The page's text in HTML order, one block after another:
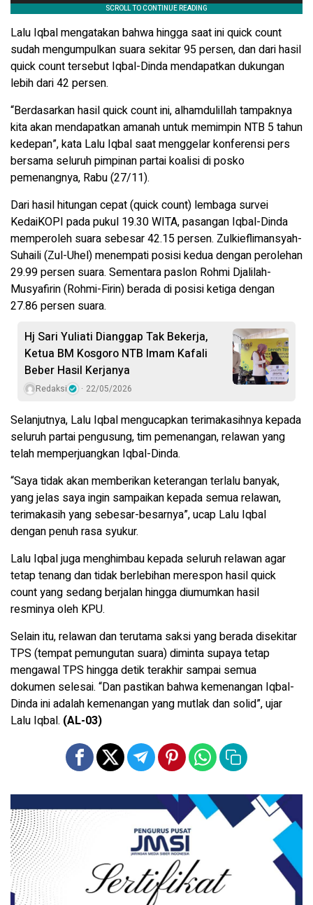
Lalu Iqbal mengatakan bahwa hingga saat ini quick count
sudah mengumpulkan suara sekitar 95 persen, dan dari hasil
quick count tersebut Iqbal-Dinda mendapatkan dukungan
lebih dari 42 persen.
“Berdasarkan hasil quick count ini, alhamdulillah tampaknya
kita akan mendapatkan amanah untuk memimpin NTB 5 tahun
kedepan”, kata Lalu Iqbal saat menggelar konferensi pers
bersama seluruh pimpinan partai koalisi di posko
pemenangnya, Rabu (27/11).
Dari hasil hitungan cepat (quick count) lembaga survei
KedaiKOPI pada pukul 19.30 WITA, pasangan Iqbal-Dinda
memperoleh suara sebesar 42.15 persen. Zulkieflimansyah-
Suhaili (Zul-Uhel) menempati posisi kedua dengan perolehan
29.99 persen suara. Sementara paslon Rohmi Djalilah-
Musyafirin (Rohmi-Firin) berada di posisi ketiga dengan
27.86 persen suara.
Hj Sari Yuliati Dianggap Tak Bekerja,
Ketua BM Kosgoro NTB Imam Kafali
Beber Hasil Kerjanya
Redaksi 22/05/2026
Selanjutnya, Lalu Iqbal mengucapkan terimakasihnya kepada
seluruh partai pengusung, tim pemenangan, relawan yang
telah memperjuangkan Iqbal-Dinda.
“Saya tidak akan memberikan keterangan terlalu banyak,
yang jelas saya ingin sampaikan kepada semua relawan,
terimakasih yang sebesar-besarnya”, ucap Lalu Iqbal
dengan penuh rasa syukur.
Lalu Iqbal juga menghimbau kepada seluruh relawan agar
tetap tenang dan tidak berlebihan merespon hasil quick
count yang sedang berjalan hingga diumumkan hasil
resminya oleh KPU.
Selain itu, relawan dan terutama saksi yang berada disekitar
TPS (tempat pemungutan suara) diminta supaya tetap
mengawal TPS hingga detik terakhir sampai semua
dokumen selesai. “Dan pastikan bahwa kemenangan Iqbal-
Dinda ini adalah kemenangan yang mutlak dan solid”, ujar
Lalu Iqbal. (AL-03)